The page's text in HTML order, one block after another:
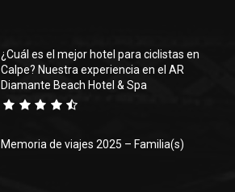
¿Cuál es el mejor hotel para ciclistas en
Calpe? Nuestra experiencia en el AR
Diamante Beach Hotel & Spa
Memoria de viajes 2025 – Familia(s)